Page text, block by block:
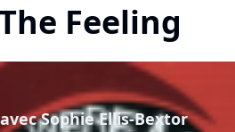
Feeling
Sophie Ellis-Bextor